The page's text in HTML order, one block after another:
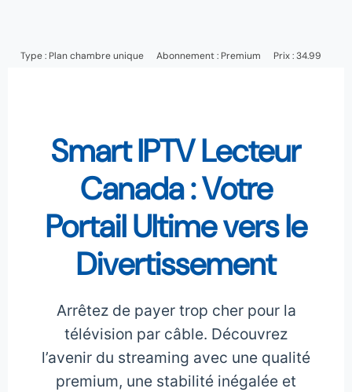
Type : Plan chambre unique Abonnement : Premium Prix : 34.99
Smart IPTV Lecteur
Canada : Votre
Portail Ultime vers le
Divertissement
Arrêtez de payer trop cher pour la
télévision par câble. Découvrez
l’avenir du streaming avec une qualité
premium, une stabilité inégalée et